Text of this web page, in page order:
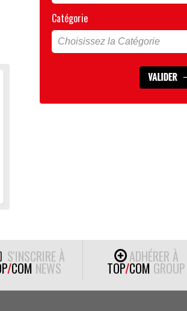
Catégorie
S'INSCRIRE À
/COM NEWS
ADHÉRER À
TOP/COM GROUP